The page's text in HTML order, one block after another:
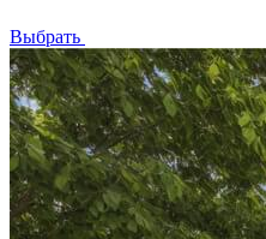
Выбрать